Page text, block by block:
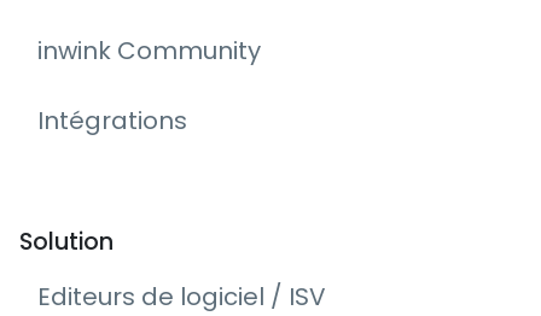
inwink Community
Intégrations
Solution
Editeurs de logiciel / ISV